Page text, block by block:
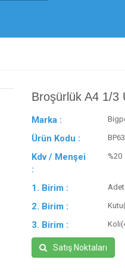
Broşürlük A4 1/3
Marka :
Ürün Kodu :
Kdv / Menşei
:
%20
1. Birim : Adet
2. Birim :
3. Birim :
Satış Noktaları